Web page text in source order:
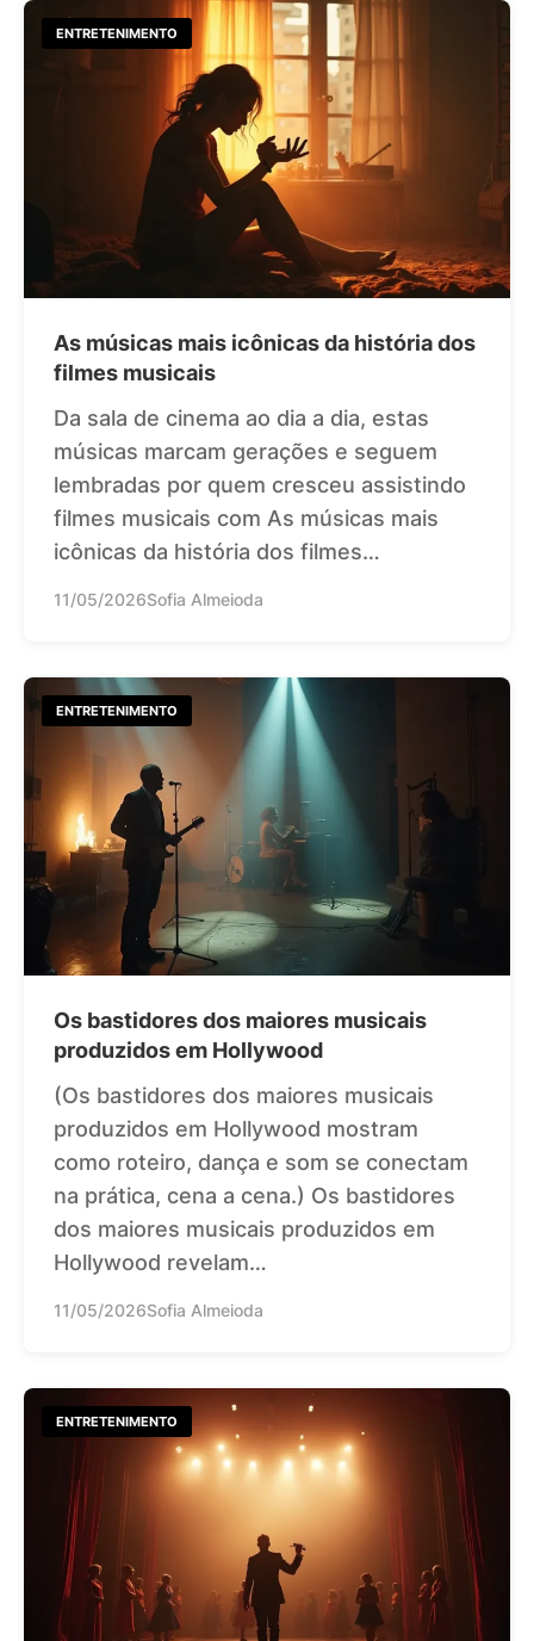
ENTRETENIMENTO
As músicas mais icônicas da história dos
filmes musicais
Da sala de cinema ao dia a dia, estas
músicas marcam gerações e seguem
lembradas por quem cresceu assistindo
filmes musicais com As músicas mais
icônicas da história dos filmes…
11/05/2026Sofia Almeioda
ENTRETENIMENTO
Os bastidores dos maiores musicais
produzidos em Hollywood
(Os bastidores dos maiores musicais
produzidos em Hollywood mostram
como roteiro, dança e som se conectam
na prática, cena a cena.) Os bastidores
dos maiores musicais produzidos em
Hollywood revelam…
11/05/2026Sofia Almeioda
ENTRETENIMENTO